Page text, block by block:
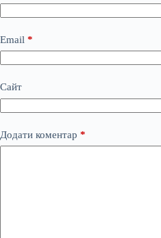
Email *
Сайт
Додати коментар *